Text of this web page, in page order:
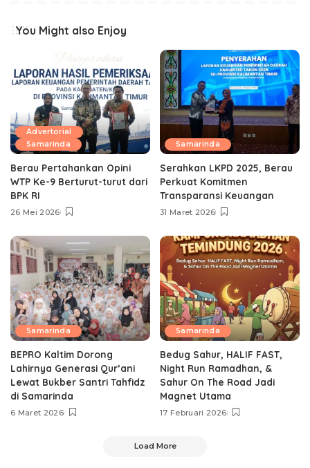
You Might also Enjoy
Advertorial
Samarinda
Berau Pertahankan Opini
WTP Ke-9 Berturut-turut dari
BPK RI
26 Mei 2026
Samarinda
Serahkan LKPD 2025, Berau
Perkuat Komitmen
Transparansi Keuangan
31 Maret 2026
Samarinda
BEPRO Kaltim Dorong
Lahirnya Generasi Qur’ani
Lewat Bukber Santri Tahfidz
di Samarinda
6 Maret 2026
Samarinda
Bedug Sahur, HALIF FAST,
Night Run Ramadhan, &
Sahur On The Road Jadi
Magnet Utama
17 Februari 2026
Load More